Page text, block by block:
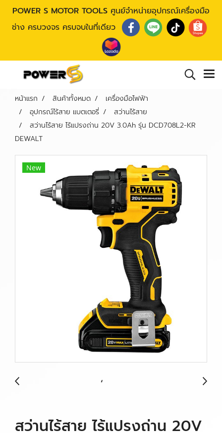
POWER S MOTOR TOOLS ศูนย์จำหน่ายอุปกรณ์เครื่องมือ
ช่าง ครบวงจร ครบจบในที่เดียว
หน้าแรก สินค้าทั้งหมด
เครื่องมือไฟฟ้า
อุปกรณ์ไร้สาย แบตเตอรี่
สว่านไร้สาย
สว่านไร้สาย ไร้แปรงถ่าน 20V 3.0Ah รุ่น DCD708L2-KR
DEWALT
New
สว่านไร้สาย ไร้แปรงถ่าน 20V